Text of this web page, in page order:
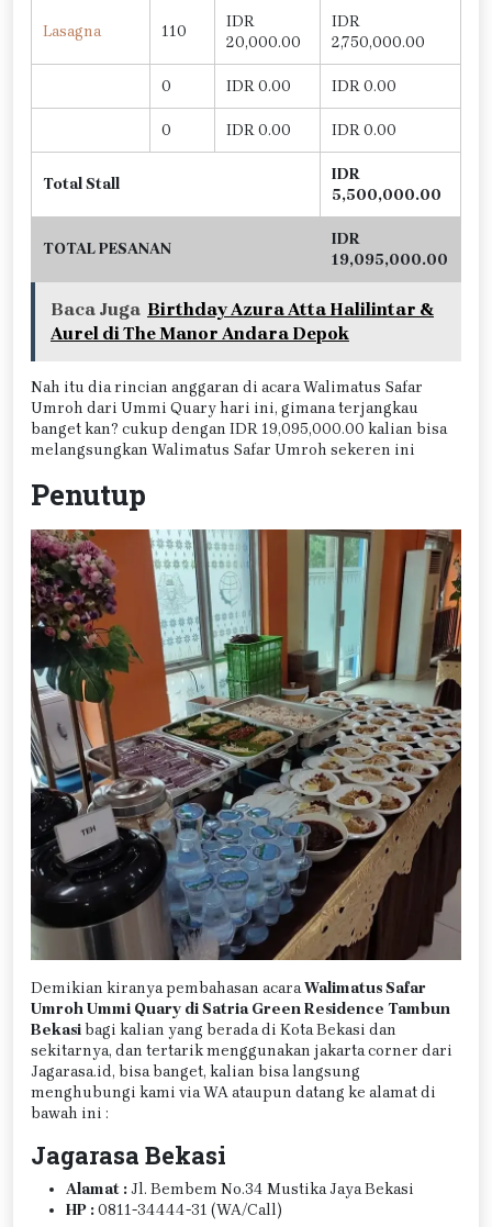
Lasagna 110
IDR
20,000.00
IDR
2,750,000.00
0 IDR 0.00 IDR 0.00
0 IDR 0.00 IDR 0.00
Total Stall
IDR
5,500,000.00
TOTAL PESANAN
IDR
19,095,000.00
Baca Juga Birthday Azura Atta Halilintar &
Aurel di The Manor Andara Depok
Nah itu dia rincian anggaran di acara Walimatus Safar
Umroh dari Ummi Quary hari ini, gimana terjangkau
banget kan? cukup dengan IDR 19,095,000.00 kalian bisa
melangsungkan Walimatus Safar Umroh sekeren ini
Penutup
Demikian kiranya pembahasan acaraWalimatus Safar
Umroh Ummi Quary di Satria Green Residence Tambun
Bekasibagi kalian yang berada di Kota Bekasi dan
sekitarnya, dan tertarik menggunakan jakarta corner dari
Jagarasa.id, bisa banget, kalian bisa langsung
menghubungi kami via WA ataupun datang ke alamat di
bawah ini :
Jagarasa Bekasi
Alamat :Jl. Bembem No.34 Mustika Jaya Bekasi
HP :0811-34444-31 (WA/Call)